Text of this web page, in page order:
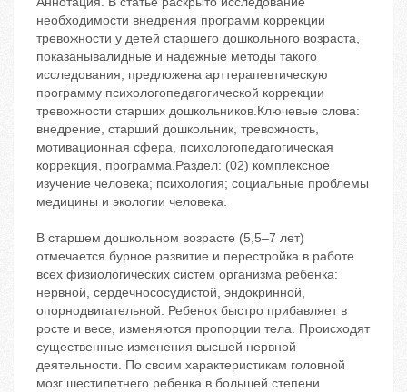
необходимости внедрения программ коррекции
тревожности у детей старшего дошкольного возраста,
показанывалидные и надежные методы такого
исследования, предложена арттерапевтическую
программу психологопедагогической коррекции
тревожности старших дошкольников.Ключевые слова:
внедрение, старший дошкольник, тревожность,
мотивационная сфера, психологопедагогическая
коррекция, программа.Раздел: (02) комплексное
изучение человека; психология; социальные проблемы
медицины и экологии человека.
В старшем дошкольном возрасте (5,5–7 лет)
отмечается бурное развитие и перестройка в работе
всех физиологических систем организма ребенка:
нервной, сердечнососудистой, эндокринной,
опорнодвигательной. Ребенок быстро прибавляет в
росте и весе, изменяются пропорции тела. Происходят
существенные изменения высшей нервной
деятельности. По своим характеристикам головной
мозг шестилетнего ребенка в большей степени